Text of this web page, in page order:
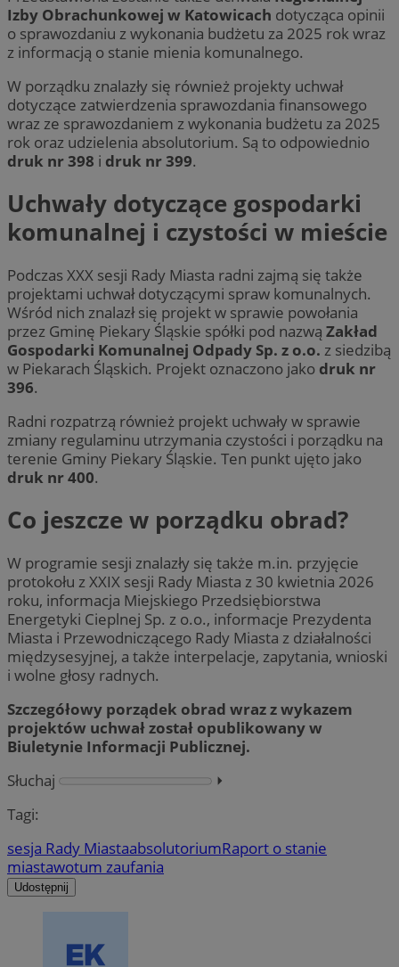
Izby Obrachunkowej w Katowicach dotycząca opinii
o sprawozdaniu z wykonania budżetu za 2025 rok wraz
z informacją o stanie mienia komunalnego.
W porządku znalazły się również projekty uchwał
dotyczące zatwierdzenia sprawozdania finansowego
wraz ze sprawozdaniem z wykonania budżetu za 2025
rok oraz udzielenia absolutorium. Są to odpowiednio
druk nr 398 i druk nr 399.
Uchwały dotyczące gospodarki
komunalnej i czystości w mieście
Podczas XXX sesji Rady Miasta radni zajmą się także
projektami uchwał dotyczącymi spraw komunalnych.
Wśród nich znalazł się projekt w sprawie powołania
przez Gminę Piekary Śląskie spółki pod nazwą Zakład
Gospodarki Komunalnej Odpady Sp. z o.o. z siedzibą
w Piekarach Śląskich. Projekt oznaczono jako druk nr
396.
Radni rozpatrzą również projekt uchwały w sprawie
zmiany regulaminu utrzymania czystości i porządku na
terenie Gminy Piekary Śląskie. Ten punkt ujęto jako
druk nr 400.
Co jeszcze w porządku obrad?
W programie sesji znalazły się także m.in. przyjęcie
protokołu z XXIX sesji Rady Miasta z 30 kwietnia 2026
roku, informacja Miejskiego Przedsiębiorstwa
Energetyki Cieplnej Sp. z o.o., informacje Prezydenta
Miasta i Przewodniczącego Rady Miasta z działalności
międzysesyjnej, a także interpelacje, zapytania, wnioski
i wolne głosy radnych.
Szczegółowy porządek obrad wraz z wykazem
projektów uchwał został opublikowany w
Biuletynie Informacji Publicznej.
Słuchaj
⏵︎
Tagi:
sesja Rady MiastaabsolutoriumRaport o stanie
miastawotum zaufania
Udostępnij